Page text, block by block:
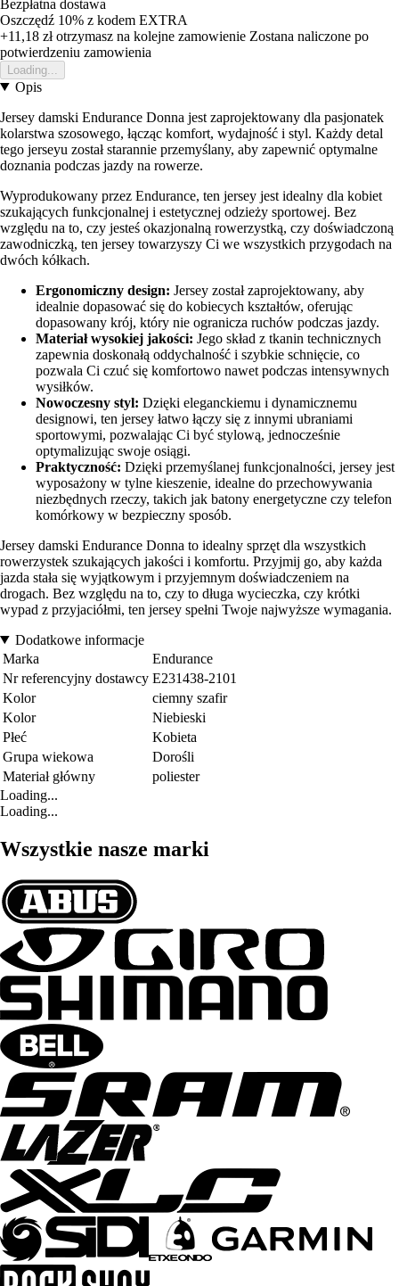
Bezpłatna dostawa
Oszczędź 10% z kodem EXTRA
+11,18 złotrzymasz na kolejne zamowienie Zostana naliczone po
potwierdzeniu zamowienia
Loading...
Opis
Jersey damski Endurance Donna jest zaprojektowany dla pasjonatek
kolarstwa szosowego, łącząc komfort, wydajność i styl. Każdy detal
tego jerseyu został starannie przemyślany, aby zapewnić optymalne
doznania podczas jazdy na rowerze.
Wyprodukowany przez Endurance, ten jersey jest idealny dla kobiet
szukających funkcjonalnej i estetycznej odzieży sportowej. Bez
względu na to, czy jesteś okazjonalną rowerzystką, czy doświadczoną
zawodniczką, ten jersey towarzyszy Ci we wszystkich przygodach na
dwóch kółkach.
Ergonomiczny design: Jersey został zaprojektowany, aby
idealnie dopasować się do kobiecych kształtów, oferując
dopasowany krój, który nie ogranicza ruchów podczas jazdy.
Materiał wysokiej jakości: Jego skład z tkanin technicznych
zapewnia doskonałą oddychalność i szybkie schnięcie, co
pozwala Ci czuć się komfortowo nawet podczas intensywnych
wysiłków.
Nowoczesny styl: Dzięki eleganckiemu i dynamicznemu
designowi, ten jersey łatwo łączy się z innymi ubraniami
sportowymi, pozwalając Ci być stylową, jednocześnie
optymalizując swoje osiągi.
Praktyczność: Dzięki przemyślanej funkcjonalności, jersey jest
wyposażony w tylne kieszenie, idealne do przechowywania
niezbędnych rzeczy, takich jak batony energetyczne czy telefon
komórkowy w bezpieczny sposób.
Jersey damski Endurance Donna to idealny sprzęt dla wszystkich
rowerzystek szukających jakości i komfortu. Przyjmij go, aby każda
jazda stała się wyjątkowym i przyjemnym doświadczeniem na
drogach. Bez względu na to, czy to długa wycieczka, czy krótki
wypad z przyjaciółmi, ten jersey spełni Twoje najwyższe wymagania.
Dodatkowe informacje
Marka
Endurance
Nr referencyjny dostawcy E231438-2101
Kolor
ciemny szafir
Kolor
Niebieski
Płeć
Kobieta
Grupa wiekowa
Dorośli
Materiał główny
poliester
Loading...
Loading...
Wszystkie nasze marki